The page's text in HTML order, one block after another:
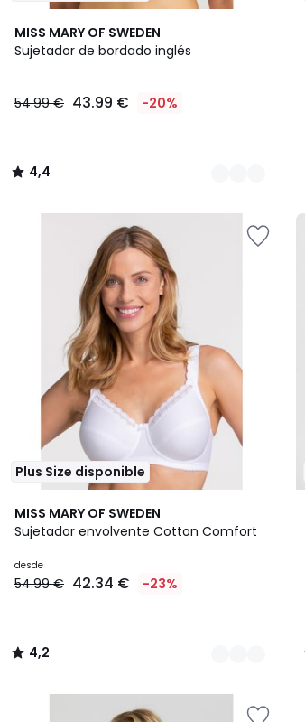
MISS MARY OF SWEDEN
Sujetador de bordado inglés
54.99 € 43.99 € -20%
4,4
/ 5
2
Colores
4,4
/
Plus Size disponible
MISS MARY OF SWEDEN
Sujetador envolvente Cotton Comfort
desde
54.99 € 42.34 € -23%
4,2
/ 5
2
Colores
4,2
/